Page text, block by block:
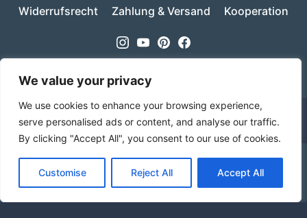
We value your privacy
We use cookies to enhance your browsing experience,
serve personalised ads or content, and analyse our traffic.
By clicking "Accept All", you consent to our use of cookies.
Customise Reject All Accept All
Ab einem Warenwert von 70€ ist deine Bestellung
innerhalb Deutschlands versandkostenfrei!Verwerfen
Widerrufsrecht
Zahlung & Versand Kooperation
Instagram
YoutubePinterestFacebook
Sprache